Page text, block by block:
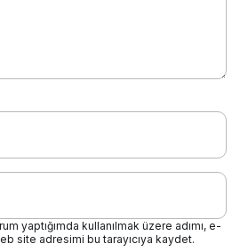
yaptığımda kullanılmak üzere adımı, e-
site adresimi bu tarayıcıya kaydet.